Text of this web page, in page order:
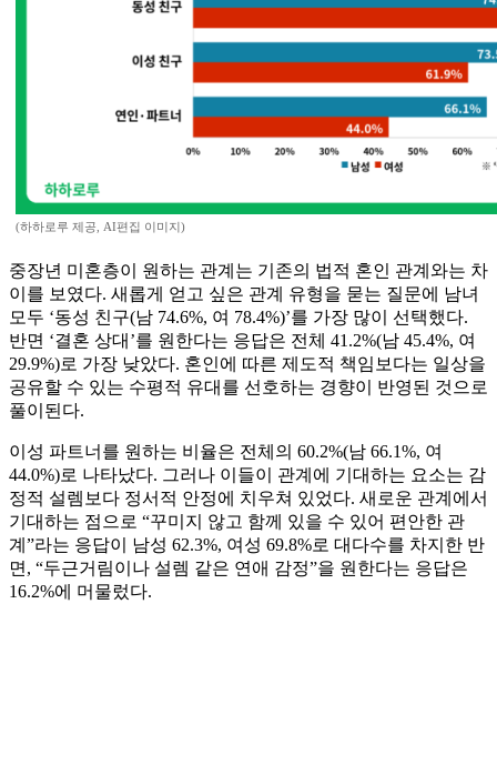
(하하로루 제공, AI편집 이미지)
중장년 미혼층이 원하는 관계는 기존의 법적 혼인 관계와는 차
이를 보였다. 새롭게 얻고 싶은 관계 유형을 묻는 질문에 남녀
모두 ‘동성 친구(남 74.6%, 여 78.4%)’를 가장 많이 선택했다.
반면 ‘결혼 상대’를 원한다는 응답은 전체 41.2%(남 45.4%, 여
29.9%)로 가장 낮았다. 혼인에 따른 제도적 책임보다는 일상을
공유할 수 있는 수평적 유대를 선호하는 경향이 반영된 것으로
풀이된다.
이성 파트너를 원하는 비율은 전체의 60.2%(남 66.1%, 여
44.0%)로 나타났다. 그러나 이들이 관계에 기대하는 요소는 감
정적 설렘보다 정서적 안정에 치우쳐 있었다. 새로운 관계에서
기대하는 점으로 “꾸미지 않고 함께 있을 수 있어 편안한 관
계”라는 응답이 남성 62.3%, 여성 69.8%로 대다수를 차지한 반
면, “두근거림이나 설렘 같은 연애 감정”을 원한다는 응답은
16.2%에 머물렀다.